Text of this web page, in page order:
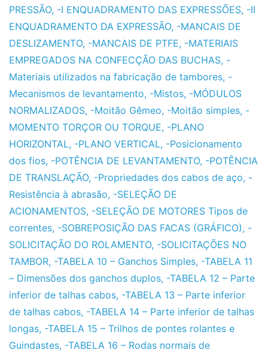
PRESSÃO, -I ENQUADRAMENTO DAS EXPRESSÕES, -II
ENQUADRAMENTO DA EXPRESSÃO, -MANCAIS DE
DESLIZAMENTO, -MANCAIS DE PTFE, -MATERIAIS
EMPREGADOS NA CONFECÇÃO DAS BUCHAS, -
Materiais utilizados na fabricação de tambores, -
Mecanismos de levantamento, -Mistos, -MÓDULOS
NORMALIZADOS, -Moitão Gêmeo, -Moitão simples, -
MOMENTO TORÇOR OU TORQUE, -PLANO
HORIZONTAL, -PLANO VERTICAL, -Posicionamento
dos fios, -POTÊNCIA DE LEVANTAMENTO, -POTÊNCIA
DE TRANSLAÇÃO, -Propriedades dos cabos de aço, -
Resistência à abrasão, -SELEÇÃO DE
ACIONAMENTOS, -SELEÇÃO DE MOTORES Tipos de
correntes, -SOBREPOSIÇÃO DAS FACAS (GRÁFICO), -
SOLICITAÇÃO DO ROLAMENTO, -SOLICITAÇÕES NO
TAMBOR, -TABELA 10 – Ganchos Simples, -TABELA 11
– Dimensões dos ganchos duplos, -TABELA 12 – Parte
inferior de talhas cabos, -TABELA 13 – Parte inferior
de talhas cabos, -TABELA 14 – Parte inferior de talhas
longas, -TABELA 15 – Trilhos de pontes rolantes e
Guindastes, -TABELA 16 – Rodas normais de